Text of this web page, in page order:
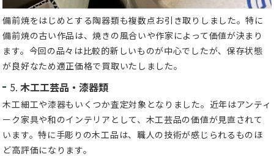
備前焼をはじめとする陶器類も複数点お引き取りしました。特に
備前焼の古い作品は、焼きの風合いや作家によって価値が決まり
ます。今回の品々は比較的新しいものが中心でしたが、保存状態
が良好なため適正価格で買取いたしました。
5. 木工工芸品・漆器類
木工細工や漆器もいくつか査定対象となりました。近年はアンティ
ーク家具や和のインテリアとして、木工芸品の価値が見直されて
います。特に手彫りの木工品は、職人の技術が感じられるものほ
ど高評価になります。